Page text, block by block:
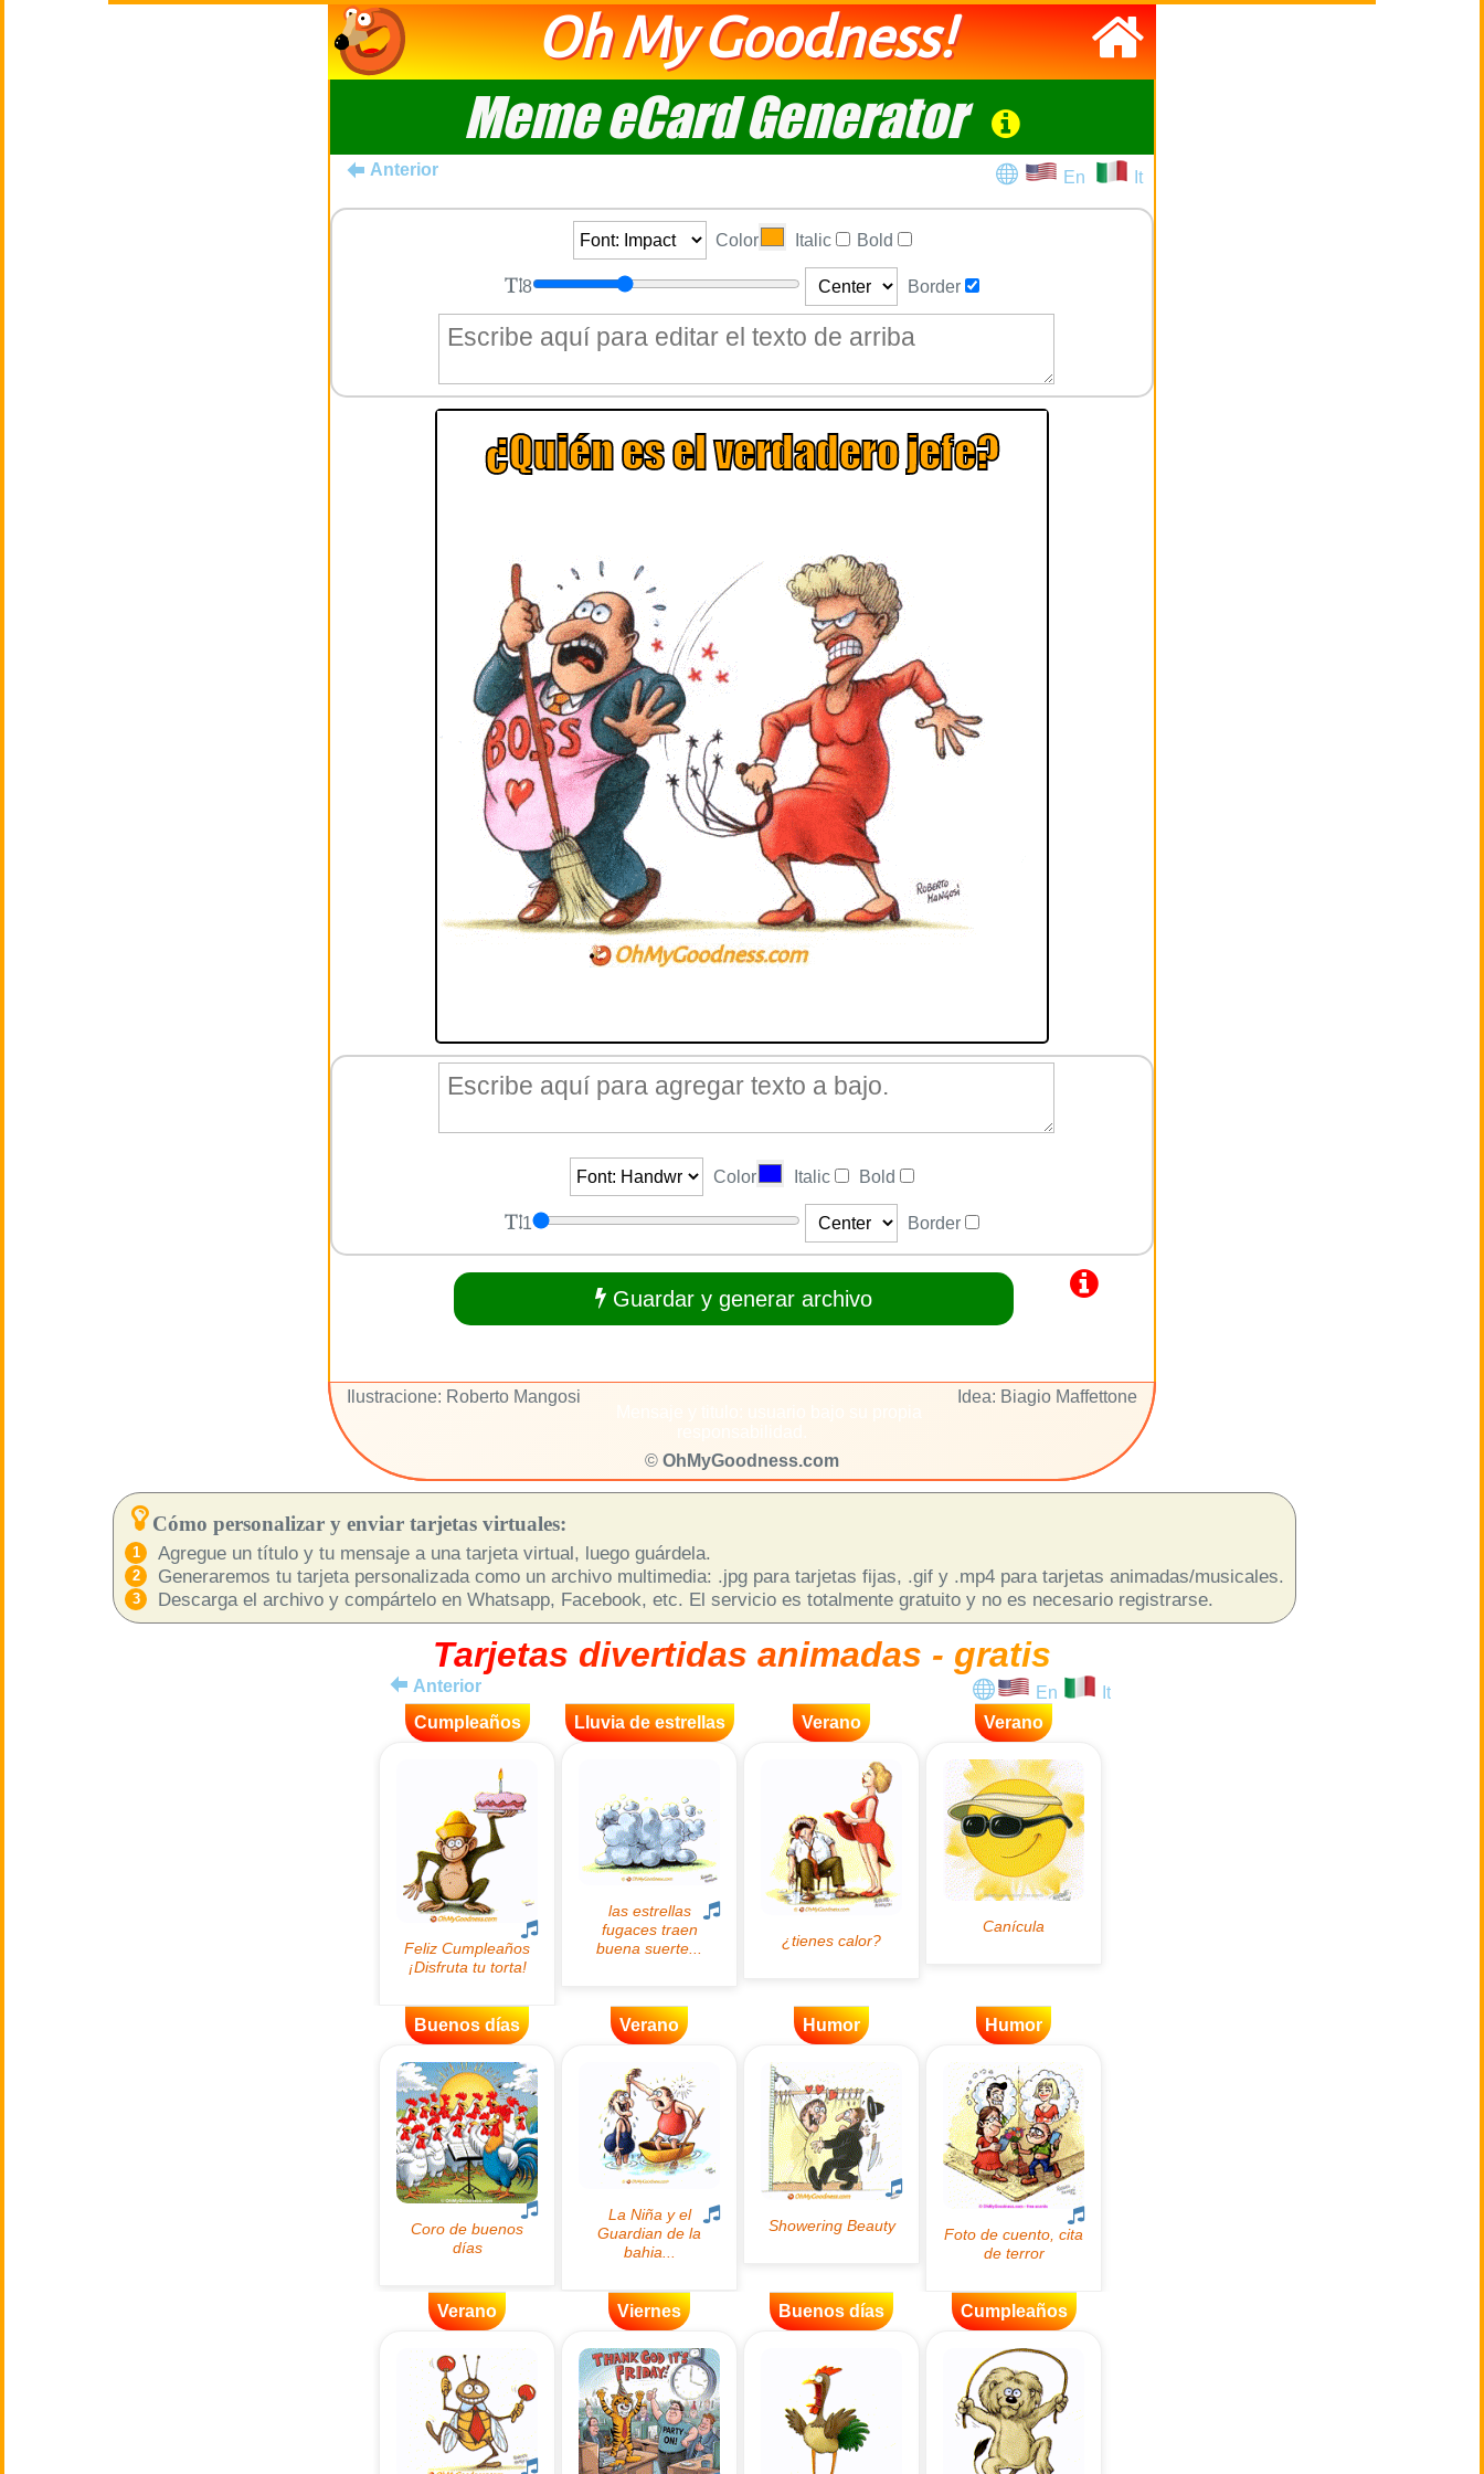
Oh My Goodness!
Meme eCard Generator
Anterior En It
Color Italic Bold
8 Border
Color Italic Bold
1 Border
Guardar y generar archivo
Ilustracione: Roberto Mangosi
Idea: Biagio Maffettone
© OhMyGoodness.com
Cómo personalizar y enviar tarjetas virtuales:
Agregue un título y tu mensaje a una tarjeta virtual, luego guárdela.
Generaremos tu tarjeta personalizada como un archivo multimedia: .jpg para tarjetas fijas, .gif y .mp4 para tarjetas animadas/musicales.
Descarga el archivo y compártelo en Whatsapp, Facebook, etc. El servicio es totalmente gratuito y no es necesario registrarse.
Tarjetas divertidas animadas - gratis
Anterior En
It
Cumpleaños
Lluvia de estrellas Verano Verano
Buenos días Verano Humor Humor
Verano Viernes Buenos días Cumpleaños